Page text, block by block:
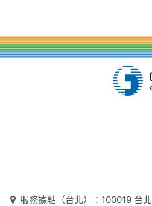
服務據點（台北）：100019 台